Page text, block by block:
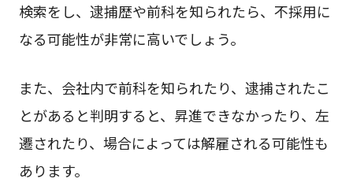
検索をし、逮捕歴や前科を知られたら、不採用に
なる可能性が⾮常に⾼いでしょう。
また、会社内で前科を知られたり、逮捕されたこ
とがあると判明すると、昇進できなかったり、左
遷されたり、場合によっては解雇される可能性も
あります。